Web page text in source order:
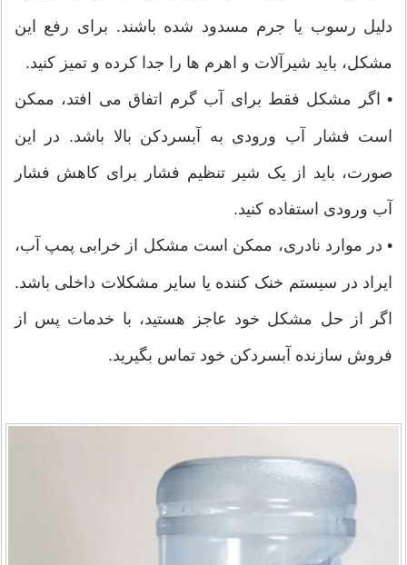
دلیل رسوب یا جرم مسدود شده باشند. برای رفع این
مشکل، باید شیرآلات و اهرم ها را جدا کرده و تمیز کنید.
• اگر مشکل فقط برای آب گرم اتفاق می افتد، ممکن
است فشار آب ورودی به آبسردکن بالا باشد. در این
صورت، باید از یک شیر تنظیم فشار برای کاهش فشار
آب ورودی استفاده کنید.
• در موارد نادری، ممکن است مشکل از خرابی پمپ آب،
ایراد در سیستم خنک کننده یا سایر مشکلات داخلی باشد.
اگر از حل مشکل خود عاجز هستید، با خدمات پس از
فروش سازنده آبسردکن خود تماس بگیرید.